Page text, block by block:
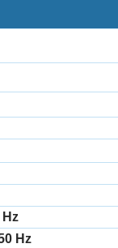
Hz
Hz